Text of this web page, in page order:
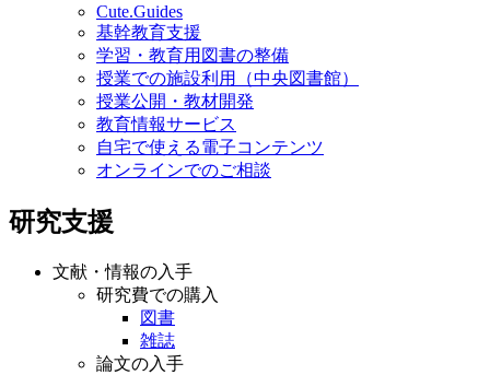
Cute.Guides
基幹教育支援
学習・教育用図書の整備
授業での施設利用（中央図書館）
授業公開・教材開発
教育情報サービス
自宅で使える電子コンテンツ
オンラインでのご相談
研究支援
文献・情報の入手
研究費での購入
図書
雑誌
論文の入手